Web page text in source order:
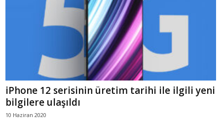
iPhone 12 serisinin üretim tarihi ile ilgili yeni
bilgilere ulaşıldı
10 Haziran 2020